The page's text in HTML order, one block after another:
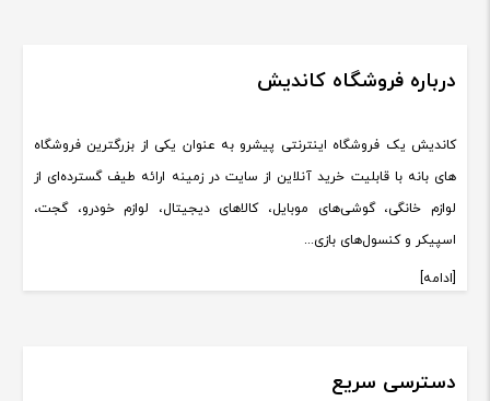
درباره فروشگاه کاندیش
کاندیش یک فروشگاه اینترنتی پیشرو به عنوان یکی از بزرگترین فروشگاه
های بانه با قابلیت خرید آنلاین از سایت در زمینه ارائه طیف گسترده‌ای از
لوازم خانگی، گوشی‌های موبایل، کالاهای دیجیتال، لوازم خودرو، گجت،
اسپیکر و کنسول‌های بازی...
[ادامه]
دسترسی سریع